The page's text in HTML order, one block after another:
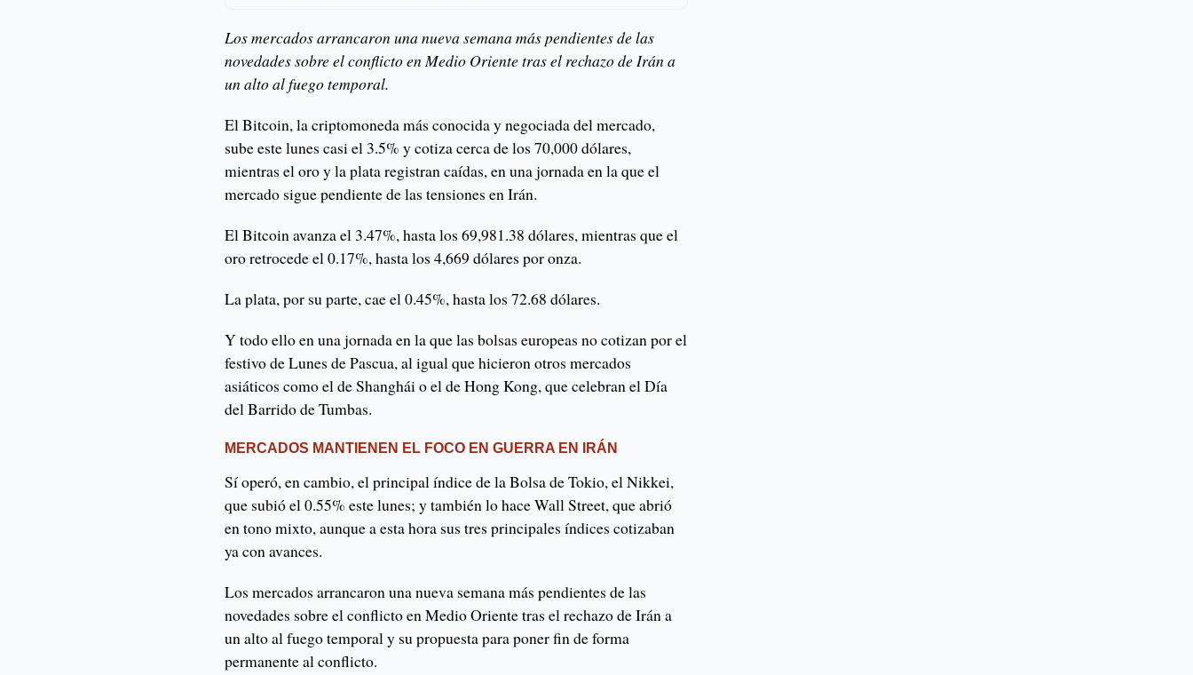
Los mercados arrancaron una nueva semana más pendientes de las
novedades sobre el conflicto en Medio Oriente tras el rechazo de Irán a
un alto al fuego temporal.
El Bitcoin, la criptomoneda más conocida y negociada del mercado,
sube este lunes casi el 3.5% y cotiza cerca de los 70,000 dólares,
mientras el oro y la plata registran caídas, en una jornada en la que el
mercado sigue pendiente de las tensiones en Irán.
El Bitcoin avanza el 3.47%, hasta los 69,981.38 dólares, mientras que el
oro retrocede el 0.17%, hasta los 4,669 dólares por onza.
La plata, por su parte, cae el 0.45%, hasta los 72.68 dólares.
Y todo ello en una jornada en la que las bolsas europeas no cotizan por el
festivo de Lunes de Pascua, al igual que hicieron otros mercados
asiáticos como el de Shanghái o el de Hong Kong, que celebran el Día
del Barrido de Tumbas.
MERCADOS MANTIENEN EL FOCO EN GUERRA EN IRÁN
Sí operó, en cambio, el principal índice de la Bolsa de Tokio, el Nikkei,
que subió el 0.55% este lunes; y también lo hace Wall Street, que abrió
en tono mixto, aunque a esta hora sus tres principales índices cotizaban
ya con avances.
Los mercados arrancaron una nueva semana más pendientes de las
novedades sobre el conflicto en Medio Oriente tras el rechazo de Irán a
un alto al fuego temporal y su propuesta para poner fin de forma
permanente al conflicto.